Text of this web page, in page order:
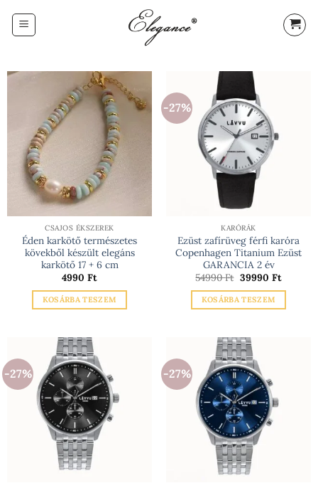
CSAJOS ÉKSZEREK
Éden karkötő természetes
kövekből készült elegáns
karkötő 17 + 6 cm
4990 Ft
KOSÁRBA TESZEM
-27%
KARÓRÁK
Ezüst zafírüveg férfi karóra
Copenhagen Titanium Ezüst
GARANCIA 2 év
54990Ft Original
price
was:
54990 Ft.
39990 FtCurrent
is:
KOSÁRBA TESZEM
-27% -27%